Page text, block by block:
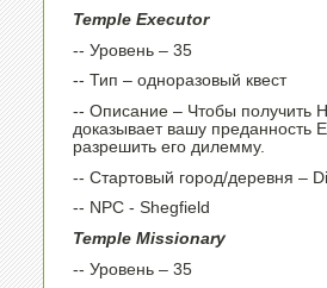
Temple Executor
-- Уровень – 35
-- Тип – одноразовый квест
-- Описание – Чтобы получить
доказывает вашу преданность
разрешить его дилемму.
-- Стартовый город/деревня –
-- NPC - Shegfield
Temple Missionary
-- Уровень – 35